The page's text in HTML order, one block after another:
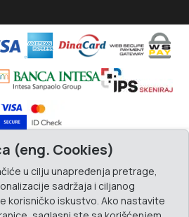
(eng. Cookies)
u cilju unapređenja pretrage,
sadržaja i ciljanog
korisničko iskustvo. Ako nastavite